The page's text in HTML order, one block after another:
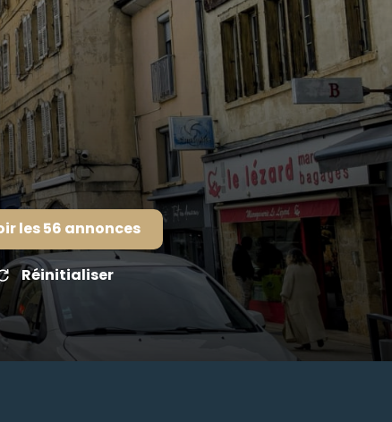
les56 annonces
Réinitialiser